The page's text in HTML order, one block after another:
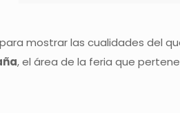
mostrar las cualidades del
, el área de la feria que